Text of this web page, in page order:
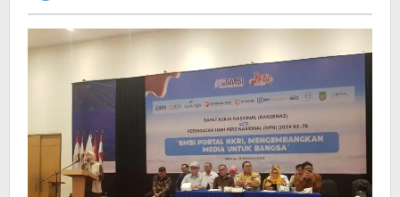
sakit
karena
persnya